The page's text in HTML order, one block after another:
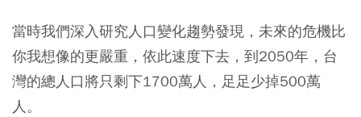
當時我們深入研究人口變化趨勢發現，未來的危機比
你我想像的更嚴重，依此速度下去，到2050年，台
灣的總人口將只剩下1700萬人，足足少掉500萬
人。